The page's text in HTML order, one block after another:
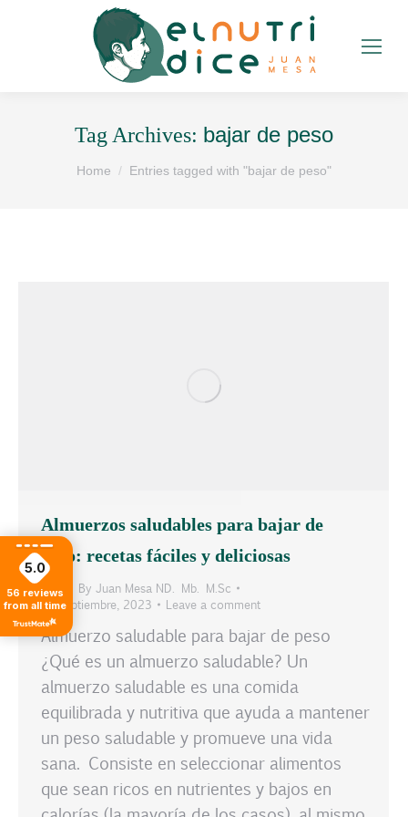
Tag Archives: bajar de peso
You are here:
Home Entries tagged with "bajar de peso"
Almuerzos saludables para bajar de
peso: recetas fáciles y deliciosas
Blog By Juan Mesa ND. Mb. M.Sc
25 septiembre, 2023
Leave a comment
Almuerzo saludable para bajar de peso
¿Qué es un almuerzo saludable? Un
almuerzo saludable es una comida
equilibrada y nutritiva que ayuda a mantener
un peso saludable y promueve una vida
sana. Consiste en seleccionar alimentos
que sean ricos en nutrientes y bajos en
5.0
56 reviews
from all time